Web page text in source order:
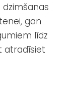
dzimšanas
gan
līdz
atradīsiet